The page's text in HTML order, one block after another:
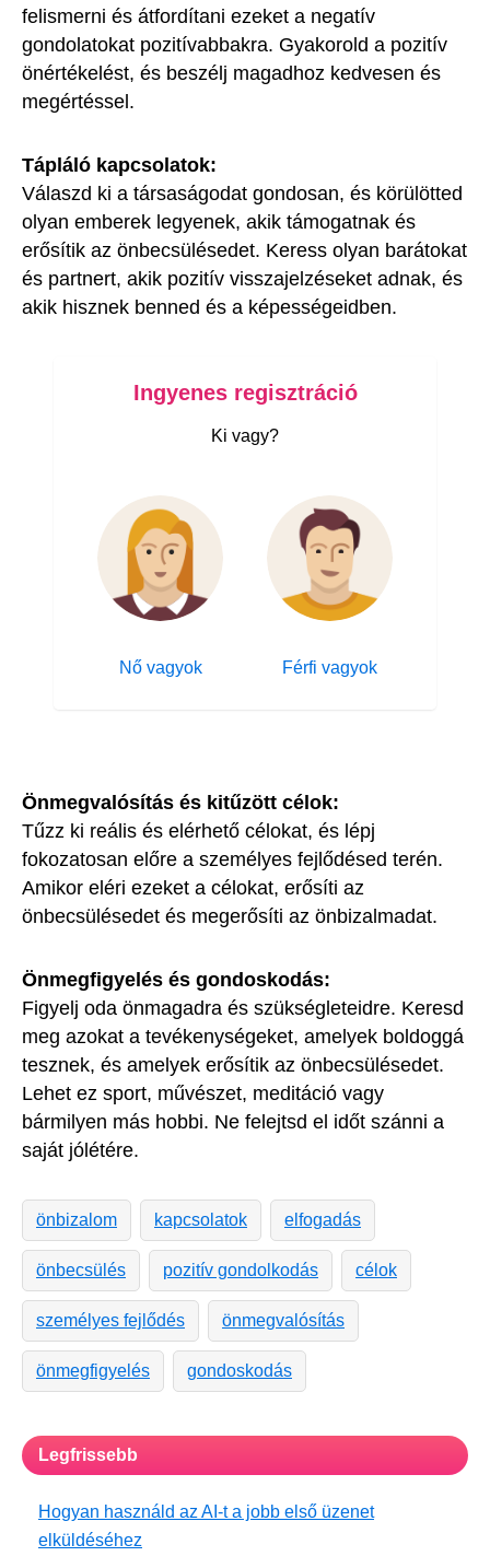
felismerni és átfordítani ezeket a negatív
gondolatokat pozitívabbakra. Gyakorold a pozitív
önértékelést, és beszélj magadhoz kedvesen és
megértéssel.
Tápláló kapcsolatok:
Válaszd ki a társaságodat gondosan, és körülötted
olyan emberek legyenek, akik támogatnak és
erősítik az önbecsülésedet. Keress olyan barátokat
és partnert, akik pozitív visszajelzéseket adnak, és
akik hisznek benned és a képességeidben.
Ingyenes regisztráció
Ki vagy?
Nő vagyok Férfi vagyok
Önmegvalósítás és kitűzött célok:
Tűzz ki reális és elérhető célokat, és lépj
fokozatosan előre a személyes fejlődésed terén.
Amikor eléri ezeket a célokat, erősíti az
önbecsülésedet és megerősíti az önbizalmadat.
Önmegfigyelés és gondoskodás:
Figyelj oda önmagadra és szükségleteidre. Keresd
meg azokat a tevékenységeket, amelyek boldoggá
tesznek, és amelyek erősítik az önbecsülésedet.
Lehet ez sport, művészet, meditáció vagy
bármilyen más hobbi. Ne felejtsd el időt szánni a
saját jólétére.
önbizalom kapcsolatok elfogadás
önbecsülés pozitív gondolkodás célok
személyes fejlődés önmegvalósítás
önmegfigyelés gondoskodás
Legfrissebb
Hogyan használd az AI-t a jobb első üzenet
elküldéséhez